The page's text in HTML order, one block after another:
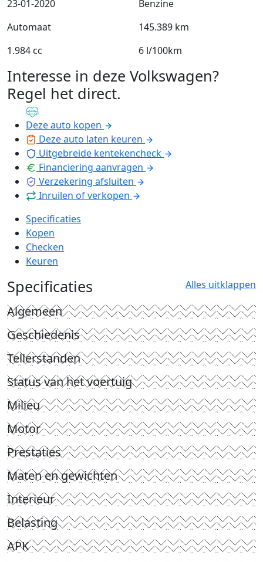
23-01-2020
Benzine
Automaat
145.389 km
1.984 cc
6 l/100km
Interesse in deze Volkswagen?
Regel het direct.
Deze auto kopen
Deze auto laten keuren
Uitgebreide kentekencheck
Financiering aanvragen
Verzekering afsluiten
Inruilen of verkopen
Specificaties
Kopen
Checken
Keuren
Specificaties Alles uitklappen
Algemeen
Geschiedenis
Tellerstanden
Status van het voertuig
Milieu
Motor
Prestaties
Maten en gewichten
Interieur
Belasting
APK